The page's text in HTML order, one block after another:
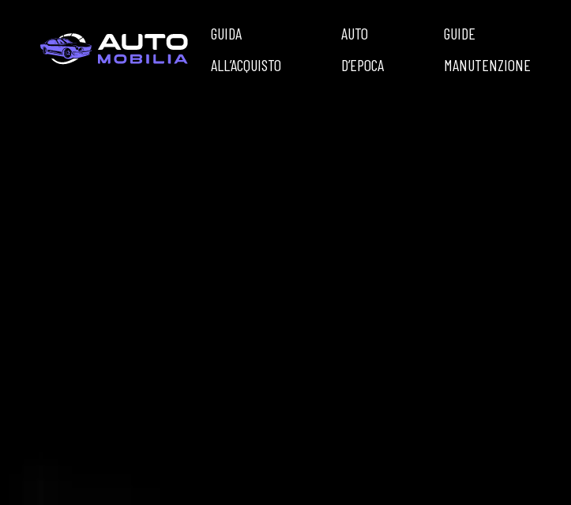
GUIDA
ALL’ACQUISTO
AUTO
D’EPOCA
GUIDE
MANUTENZIONE